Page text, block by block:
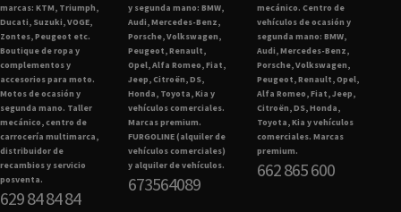
marcas: KTM, Triumph,
Ducati, Suzuki, VOGE,
Zontes, Peugeot etc.
Boutique de ropa y
complementos y
accesorios para moto.
Motos de ocasión y
segunda mano. Taller
mecánico, centro de
carrocería multimarca,
distribuidor de
recambios y servicio
posventa.
629 84 84 84
y segunda mano: BMW,
Audi, Mercedes-Benz,
Porsche, Volkswagen,
Peugeot, Renault,
Opel, Alfa Romeo, Fiat,
Jeep, Citroën, DS,
Honda, Toyota, Kia y
vehículos comerciales.
Marcas premium.
FURGOLINE (alquiler de
vehículos comerciales)
y alquiler de vehículos.
673564089
mecánico. Centro de
vehículos de ocasión y
segunda mano: BMW,
Audi, Mercedes-Benz,
Porsche, Volkswagen,
Peugeot, Renault, Opel,
Alfa Romeo, Fiat, Jeep,
Citroën, DS, Honda,
Toyota, Kia y vehículos
comerciales. Marcas
premium.
662 865 600